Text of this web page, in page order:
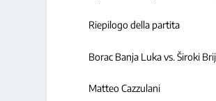
Riepilogo della partita
Borac Banja Luka vs. Široki
Matteo Cazzulani